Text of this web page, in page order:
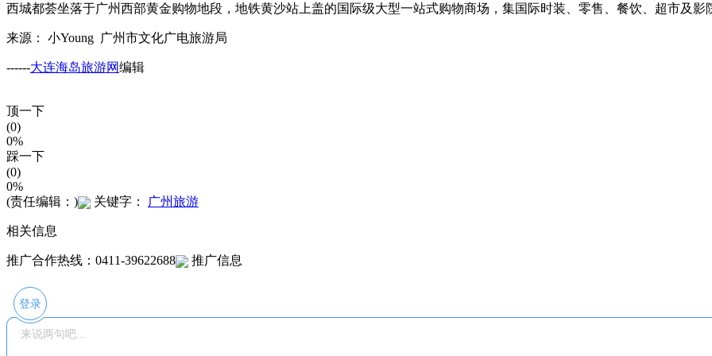
西城都荟坐落于广州西部黄金购物地段，地铁黄沙站上盖的国际级大型一站式购物商场，集国际时装、零售、餐饮、超市及影
来源： 小Young 广州市文化广电旅游局
------大连海岛旅游网编辑
顶一下
(0)
0%
踩一下
(0)
0%
(责任编辑：)
关键字： 广州旅游
相关信息
推广合作热线：0411-39622688 推广信息
登录